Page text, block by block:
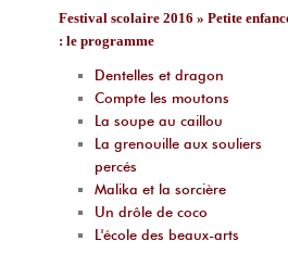
Festival scolaire 2016 » Petite
: le programme
Dentelles et dragon
Compte les moutons
La soupe au caillou
La grenouille aux souliers
percés
Malika et la sorcière
Un drôle de coco
L'école des beaux-arts